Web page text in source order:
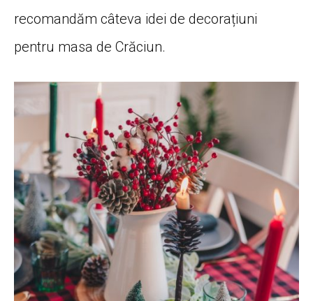
recomandăm câteva idei de decorațiuni
pentru masa de Crăciun.